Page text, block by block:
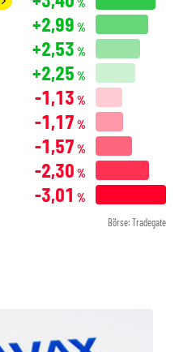
+2,99 %
+2,53 %
+2,25 %
-1,13 %
-1,17 %
-1,57 %
-2,30 %
-3,01 %
Börse: Tradegate